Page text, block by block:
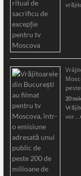
20
vor …